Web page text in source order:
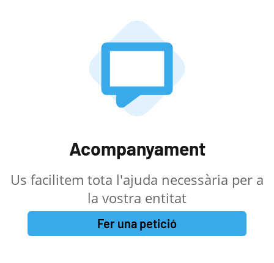
Acompanyament
Us facilitem tota l'ajuda necessària per a
la vostra entitat
Fer una petició